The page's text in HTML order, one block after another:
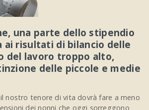
una parte dello stipendio
ai risultati di bilancio delle
del lavoro troppo alto,
delle piccole e medie
nostro tenore di vita dovrà fare a meno
dei nonni che oggi sorreggono